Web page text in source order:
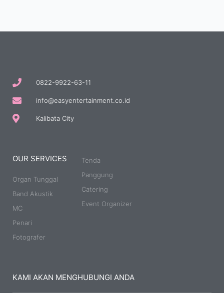
0822-9922-63-11
info@easyentertainment.co.id
Kalibata City
OUR SERVICES
Organ Tunggal
Band Akustik
MC
Penari
Fotografer
Tenda
Panggung
Catering
Event Organizer
KAMI AKAN MENGHUBUNGI ANDA